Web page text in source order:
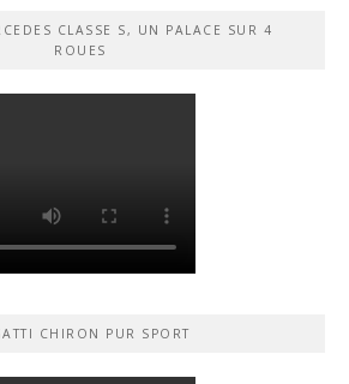
CLASSE S, UN PALACE SUR 4
ROUES
CHIRON PUR SPORT